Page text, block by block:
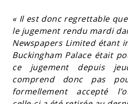
« Il est donc regrettable
le jugement rendu mardi
Newspapers Limited étant
Buckingham Palace était
ce jugement depuis
comprend donc pas
formellement accepté